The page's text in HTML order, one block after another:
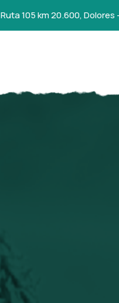
Ruta 105 km 20.600, Dolores